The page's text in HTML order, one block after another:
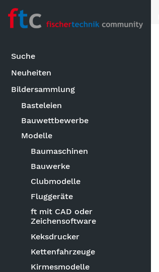
Suche
Neuheiten
Bildersammlung
Basteleien
Bauwettbewerbe
Modelle
Baumaschinen
Bauwerke
Clubmodelle
Fluggeräte
ft mit CAD oder
Zeichensoftware
Keksdrucker
Kettenfahrzeuge
Kirmesmodelle